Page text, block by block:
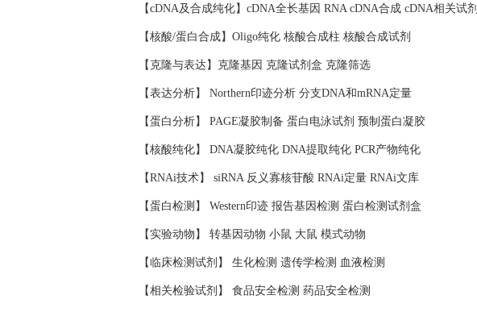
【cDNA及合成纯化】cDNA全长基因 RNA cDNA合成 cDNA相关试剂
【核酸/蛋白合成】Oligo纯化 核酸合成柱 核酸合成试剂
【克隆与表达】克隆基因 克隆试剂盒 克隆筛选
【表达分析】 Northern印迹分析 分支DNA和mRNA定量
【蛋白分析】 PAGE凝胶制备 蛋白电泳试剂 预制蛋白凝胶
【核酸纯化】 DNA凝胶纯化 DNA提取纯化 PCR产物纯化
【RNAi技术】 siRNA 反义寡核苷酸 RNAi定量 RNAi文库
【蛋白检测】 Western印迹 报告基因检测 蛋白检测试剂盒
【实验动物】 转基因动物 小鼠 大鼠 模式动物
【临床检测试剂】 生化检测 遗传学检测 血液检测
【相关检验试剂】 食品安全检测 药品安全检测